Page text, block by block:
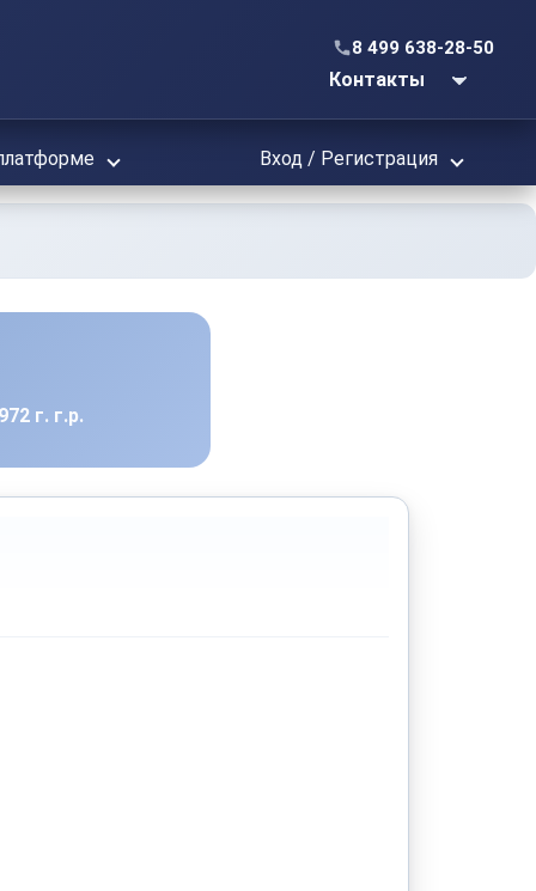
8 499 638-28-50
Контакты
Вход / Регистрация
г. г.р.